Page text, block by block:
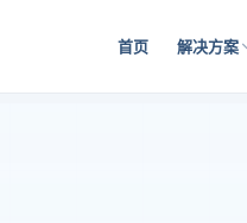
首页 解决方案